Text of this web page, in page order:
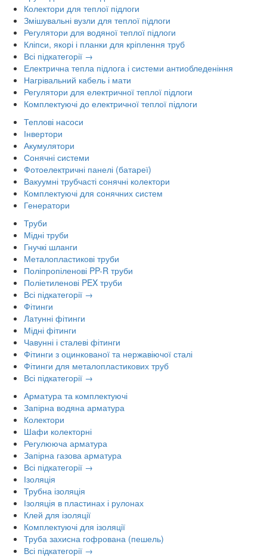
Колектори для теплої підлоги
Змішувальні вузли для теплої підлоги
Регулятори для водяної теплої підлоги
Кліпси, якорі і планки для кріплення труб
Всі підкатегорії →
Електрична тепла підлога і системи антиобледеніння
Нагрівальний кабель і мати
Регулятори для електричної теплої підлоги
Комплектуючі до електричної теплої підлоги
Теплові насоси
Інвертори
Акумулятори
Сонячні системи
Фотоелектричні панелі (батареї)
Вакуумні трубчасті сонячні колектори
Комплектуючі для сонячних систем
Генератори
Труби
Мідні труби
Гнучкі шланги
Металопластикові труби
Поліпропіленові PP-R труби
Поліетиленові PEX труби
Всі підкатегорії →
Фітинги
Латунні фітинги
Мідні фітинги
Чавунні і сталеві фітинги
Фітинги з оцинкованої та нержавіючої сталі
Фітинги для металопластикових труб
Всі підкатегорії →
Арматура та комплектуючі
Запірна водяна арматура
Колектори
Шафи колекторні
Регулююча арматура
Запірна газова арматура
Всі підкатегорії →
Ізоляція
Трубна ізоляція
Ізоляція в пластинах і рулонах
Клей для ізоляції
Комплектуючі для ізоляції
Труба захисна гофрована (пешель)
Всі підкатегорії →